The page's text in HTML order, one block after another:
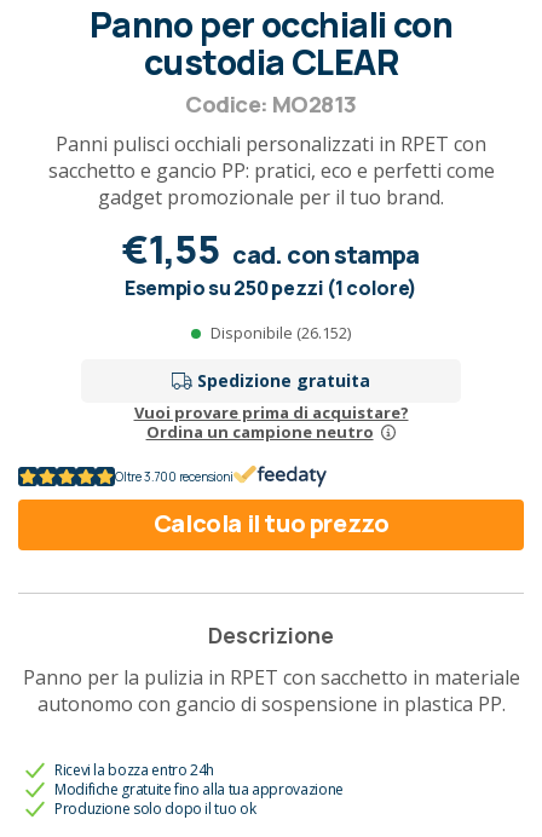
Panno per occhiali con
custodia CLEAR
Codice: MO2813
Panni pulisci occhiali personalizzati in RPET con
sacchetto e gancio PP: pratici, eco e perfetti come
gadget promozionale per il tuo brand.
€1,55 cad. con stampa
Esempio su 250 pezzi (1 colore)
Disponibile (26.152)
Spedizione gratuita
Vuoi provare prima di acquistare?
Ordina un campione neutro
Oltre 3.700 recensioni
Calcola il tuo prezzo
Descrizione
Panno per la pulizia in RPET con sacchetto in materiale
autonomo con gancio di sospensione in plastica PP.
Ricevi la bozza entro 24h
Modifiche gratuite fino alla tua approvazione
Produzione solo dopo il tuo ok